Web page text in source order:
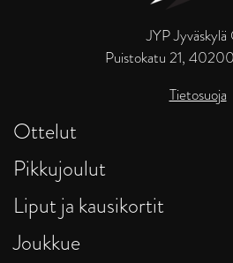
JYP
Puistokatu 21,
Tietosuoja
Ottelut
Pikkujoulut
Liput ja kausikortit
Joukkue